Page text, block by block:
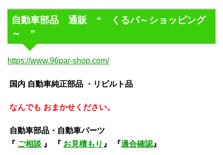
自動車部品 通販 “ くるパ～ショッピング
～ ”
https://www.96par-shop.com/
国内 自動車純正部品 ・リビルト品
なんでも おまかせください。
自動車部品・自動車パーツ
『 ご相談 』 『 お見積もり 』 『適合確認 』